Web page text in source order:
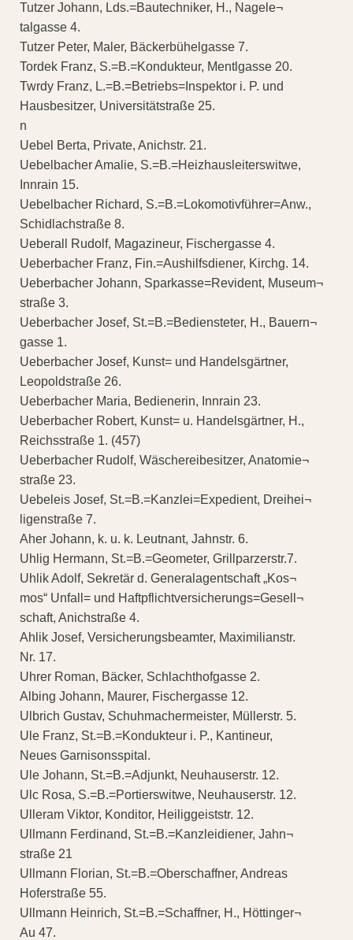
Tutzer Johann, Lds.=Bautechniker, H., Nagele¬
talgasse 4.
Tutzer Peter, Maler, Bäckerbühelgasse 7.
Tordek Franz, S.=B.=Kondukteur, Mentlgasse 20.
Twrdy Franz, L.=B.=Betriebs=Inspektor i. P. und
Hausbesitzer, Universitätstraße 25.
n
Uebel Berta, Private, Anichstr. 21.
Uebelbacher Amalie, S.=B.=Heizhausleiterswitwe,
Innrain 15.
Uebelbacher Richard, S.=B.=Lokomotivführer=Anw.,
Schidlachstraße 8.
Ueberall Rudolf, Magazineur, Fischergasse 4.
Ueberbacher Franz, Fin.=Aushilfsdiener, Kirchg. 14.
Ueberbacher Johann, Sparkasse=Revident, Museum¬
straße 3.
Ueberbacher Josef, St.=B.=Bediensteter, H., Bauern¬
gasse 1.
Ueberbacher Josef, Kunst= und Handelsgärtner,
Leopoldstraße 26.
Ueberbacher Maria, Bedienerin, Innrain 23.
Ueberbacher Robert, Kunst= u. Handelsgärtner, H.,
Reichsstraße 1. (457)
Ueberbacher Rudolf, Wäschereibesitzer, Anatomie¬
straße 23.
Uebeleis Josef, St.=B.=Kanzlei=Expedient, Dreihei¬
ligenstraße 7.
Aher Johann, k. u. k. Leutnant, Jahnstr. 6.
Uhlig Hermann, St.=B.=Geometer, Grillparzerstr.7.
Uhlik Adolf, Sekretär d. Generalagentschaft „Kos¬
mos“ Unfall= und Haftpflichtversicherungs=Gesell¬
schaft, Anichstraße 4.
Ahlik Josef, Versicherungsbeamter, Maximilianstr.
Nr. 17.
Uhrer Roman, Bäcker, Schlachthofgasse 2.
Albing Johann, Maurer, Fischergasse 12.
Ulbrich Gustav, Schuhmachermeister, Müllerstr. 5.
Ule Franz, St.=B.=Kondukteur i. P., Kantineur,
Neues Garnisonsspital.
Ule Johann, St.=B.=Adjunkt, Neuhauserstr. 12.
Ulc Rosa, S.=B.=Portierswitwe, Neuhauserstr. 12.
Ulleram Viktor, Konditor, Heiliggeiststr. 12.
Ullmann Ferdinand, St.=B.=Kanzleidiener, Jahn¬
straße 21
Ullmann Florian, St.=B.=Oberschaffner, Andreas
Hoferstraße 55.
Ullmann Heinrich, St.=B.=Schaffner, H., Höttinger¬
Au 47.